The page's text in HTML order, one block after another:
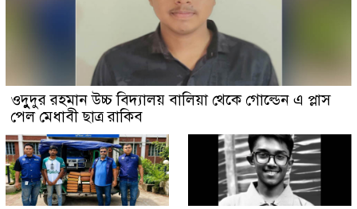
ওদুুদুর রহমান উচ্চ বিদ্যালয় বালিয়া থেকে গোল্ডেন এ প্লাস
পেল মেধাবী ছাত্র রাকিব